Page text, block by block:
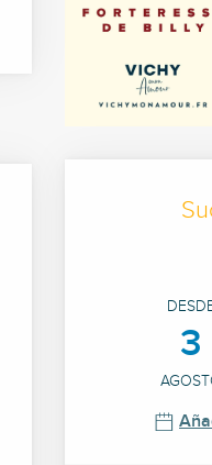
3